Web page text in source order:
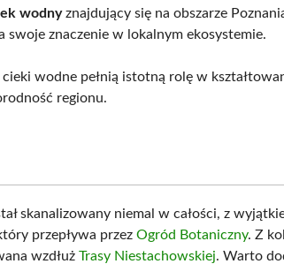
wodnyznajdujący się na obszarze
swoje znaczenie w lokalnym ekosystemie.
wodne pełnią istotną rolę w
regionu.
skanalizowany niemal w całości, z
przepływa przezOgród Botaniczny. Z
wzdłużTrasy Niestachowskiej. Warto